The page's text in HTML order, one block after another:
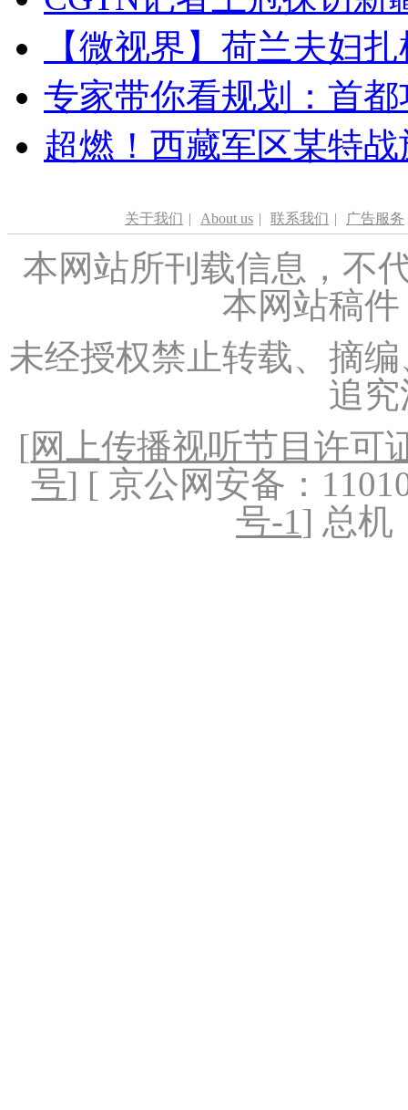
【微视界】荷兰夫妇
专家带你看规划：首
超燃！西藏军区某特
关于我们 | About us | 联系我们 | 广告服务
本网站所刊载信息，不
本网站稿
未经授权禁止转载、摘
追
[网上传播视听节目许可
号] [ 京公网安备：
号-1] 总机